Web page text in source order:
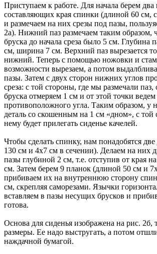
Приступаем к работе. Для начала берем
составляющих края спинки (длиной 60 см,
и размечаем на них срезы под пазы,
2а). Нижний паз размечаем таким образом,
бруска до начала среза было 5 см. Глубина
см, ширина 7 см. Верхний паз вырезается
нижний. Теперь с помощью ножовки и
возможности вырезаем, а потом
пазы. Затем с двух сторон нижних углов
среза: с той стороны, где мы размечали паз,
бруска отмеряем 1 см и от этой точки
противоположного угла. Таким образом, у
деталь со скошенным на 1 см «дном», с той
нему будет прилегать сиденье качелей.
Чтобы сделать спинку, нам понадобятся
130 см и 4х7 см в сечении). Делаем на них
пазы глубиной 2 см, т.е. отступив от края
см. Затем берем 9 планок (длиной 50 см и
прибиваем их на внутреннюю сторону
см, скрепляя саморезами. Язычки
вставляем в пазы несущих брусков и
готова.
Основа для сиденья изображена на рис.
размеры. Ее надо выстругать, а потом
наждачной бумагой.